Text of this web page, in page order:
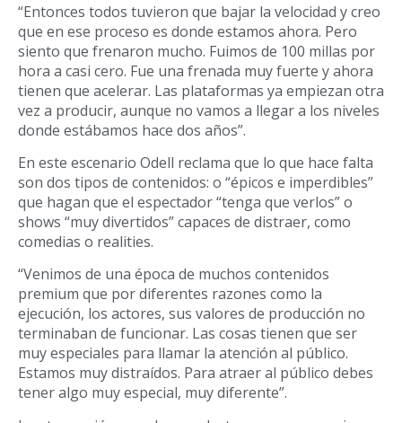
“Entonces todos tuvieron que bajar la velocidad y creo
que en ese proceso es donde estamos ahora. Pero
siento que frenaron mucho. Fuimos de 100 millas por
hora a casi cero. Fue una frenada muy fuerte y ahora
tienen que acelerar. Las plataformas ya empiezan otra
vez a producir, aunque no vamos a llegar a los niveles
donde estábamos hace dos años”.
En este escenario Odell reclama que lo que hace falta
son dos tipos de contenidos: o “épicos e imperdibles”
que hagan que el espectador “tenga que verlos” o
shows “muy divertidos” capaces de distraer, como
comedias o realities.
“Venimos de una época de muchos contenidos
premium que por diferentes razones como la
ejecución, los actores, sus valores de producción no
terminaban de funcionar. Las cosas tienen que ser
muy especiales para llamar la atención al público.
Estamos muy distraídos. Para atraer al público debes
tener algo muy especial, muy diferente”.